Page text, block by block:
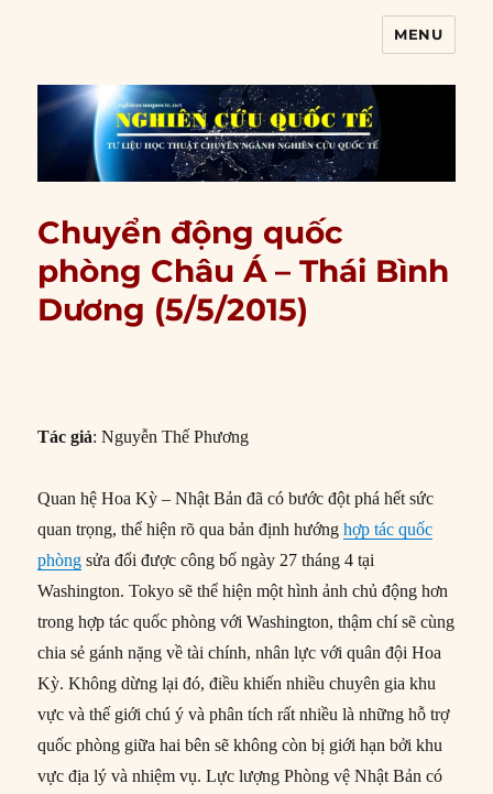
MENU
Chuyển động quốc
phòng Châu Á – Thái Bình
Dương (5/5/2015)
Tác giả: Nguyễn Thế Phương
Quan hệ Hoa Kỳ – Nhật Bản đã có bước đột phá hết sức
quan trọng, thể hiện rõ qua bản định hướnghợp tác quốc
phòng sửa đổi được công bố ngày 27 tháng 4 tại
Washington. Tokyo sẽ thể hiện một hình ảnh chủ động hơn
trong hợp tác quốc phòng với Washington, thậm chí sẽ cùng
chia sẻ gánh nặng về tài chính, nhân lực với quân đội Hoa
Kỳ. Không dừng lại đó, điều khiến nhiều chuyên gia khu
vực và thế giới chú ý và phân tích rất nhiều là những hỗ trợ
quốc phòng giữa hai bên sẽ không còn bị giới hạn bởi khu
vực địa lý và nhiệm vụ. Lực lượng Phòng vệ Nhật Bản có